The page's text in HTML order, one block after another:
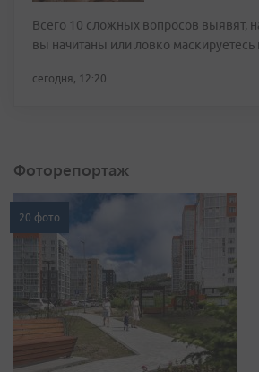
Всего 10 сложных вопросов выявят,
вы начитаны или ловко маскируетесь
сегодня, 12:20
Фоторепортаж
20 фото